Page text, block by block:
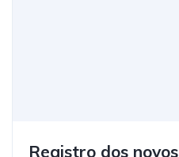
Registro dos